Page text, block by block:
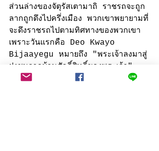
ส่วนล่างของจัตุรัสเตามาถิ ราชรถจะถูก
ลากถูกดึงไปครึ่งเมือง พวกเขาพยายามที่
จะดึงราชรถไปตามทิศทางของพวกเขา
เพราะวันแรกคือ Deo Kwayo
Bijaayegu หมายถึง "พระเจ้าลงมาสู่
ฝูงชนจากบ้านศักดิ์สิทธิ์ของพระเจ้า"
เมื่อการชักเย่อสิ้นสุดลง
ราชรถจะถูกดึง